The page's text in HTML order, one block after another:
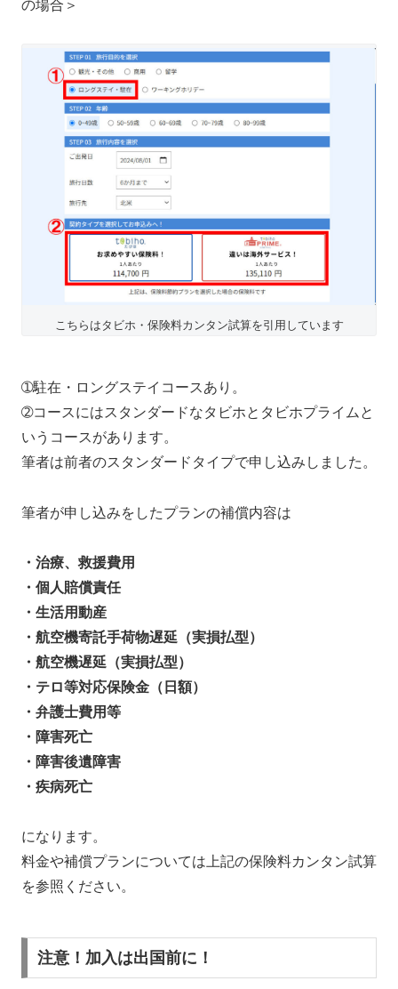
の場合＞
こちらはタビホ・保険料カンタン試算を引用しています
➀駐在・ロングステイコースあり。
➁コースにはスタンダードなタビホとタビホプライムと
いうコースがあります。
筆者は前者のスタンダードタイプで申し込みしました。
筆者が申し込みをしたプランの補償内容は
・治療、救援費用
・個人賠償責任
・生活用動産
・航空機寄託手荷物遅延（実損払型）
・航空機遅延（実損払型）
・テロ等対応保険金（日額）
・弁護士費用等
・障害死亡
・障害後遺障害
・疾病死亡
になります。
料金や補償プランについては上記の保険料カンタン試算
を参照ください。
注意！加入は出国前に！